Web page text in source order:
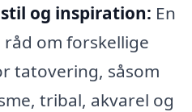
og inspiration: En
om forskellige
tatovering, såsom
tribal, akvarel og